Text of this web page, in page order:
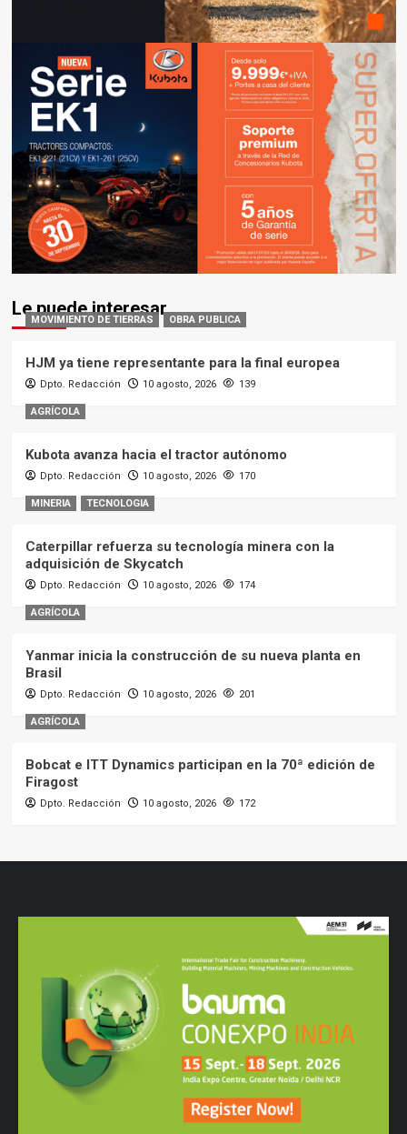
Le puede interesar
MOVIMIENTO DE TIERRAS OBRA PUBLICA
HJM ya tiene representante para la final europea
Dpto. Redacción 10 agosto, 2026 139
AGRÍCOLA
Kubota avanza hacia el tractor autónomo
Dpto. Redacción 10 agosto, 2026 170
MINERIA TECNOLOGIA
Caterpillar refuerza su tecnología minera con la
adquisición de Skycatch
Dpto. Redacción 10 agosto, 2026 174
AGRÍCOLA
Yanmar inicia la construcción de su nueva planta en
Brasil
Dpto. Redacción 10 agosto, 2026 201
AGRÍCOLA
Bobcat e ITT Dynamics participan en la 70ª edición de
Firagost
Dpto. Redacción 10 agosto, 2026 172